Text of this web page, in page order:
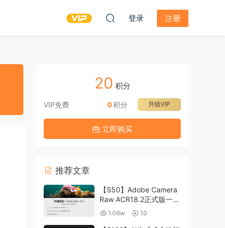
登录 注册
20 积分
VIP免费 升级VIP
0积分
立即购买
推荐文章
【S50】Adobe Camera
Raw ACR18.2正式版一键
升级包 ACR最新升级包
支持WIN和MAC
1.06w 10